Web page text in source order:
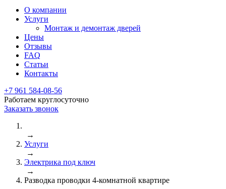
О компании
Услуги
Монтаж и демонтаж дверей
Цены
Отзывы
FAQ
Статьи
Контакты
+7 961 584-08-56
Работаем круглосуточно
Заказать звонок
→
Услуги
→
Электрика под ключ
→
Разводка проводки 4-комнатной квартире